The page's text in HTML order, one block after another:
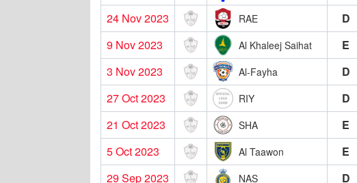
24 Nov 2023
RAE D
9 Nov 2023
Al Khaleej Saihat E
3 Nov 2023
Al-Fayha D
27 Oct 2023
RIY D
21 Oct 2023
SHA E
5 Oct 2023
Al Taawon E
29 Sep 2023
NAS D